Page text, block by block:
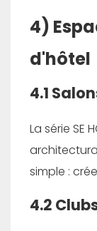
4)
d'hôtel
4.1
La série SE
simple :
4.2